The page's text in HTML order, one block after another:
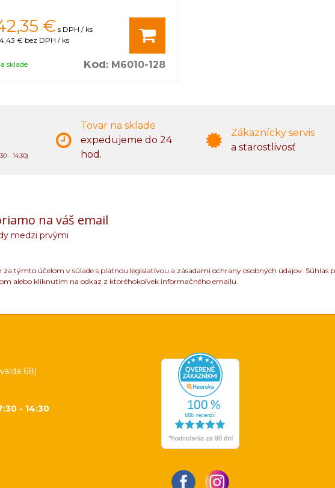
€s DPH / ks
€ bez DPH / ks
sklade Kód: M6010-128
- 14:30)
Tovar na sklade
expedujeme do 24
hod.
Zákaznícky servis
a starostlivosť
na váš email
medzi prvými
za týmto účelom v súlade s platnou legislatívou a zásadami ochrany osobných údajov.
alebo kliknutím na odkaz z ktoréhokoľvek informačného emailu.
68)
- 14:30